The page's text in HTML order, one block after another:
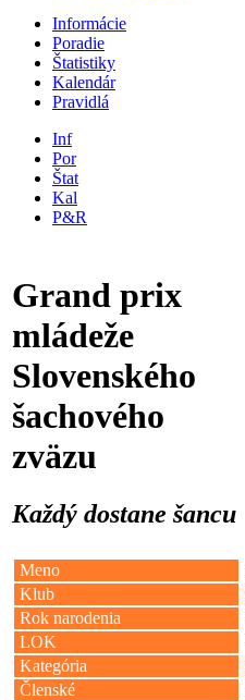
Informácie
Poradie
Štatistiky
Kalendár
Pravidlá
Inf
Por
Štat
Kal
P&R
Grand prix
mládeže
Slovenského
šachového
zväzu
Každý dostane šancu
Meno
Klub
Rok narodenia
LOK
Kategória
Členské